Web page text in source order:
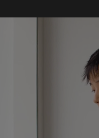
En
I Uppsala tror vi
bäst när de får